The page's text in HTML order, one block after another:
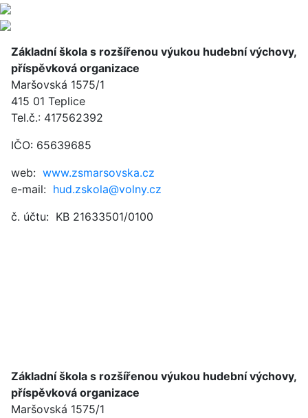
Základní škola s rozšířenou výukou hudební výchovy,
příspěvková organizace
Maršovská 1575/1
415 01 Teplice
Tel.č.: 417562392
IČO: 65639685
web: www.zsmarsovska.cz
e-mail: hud.zskola@volny.cz
č. účtu: KB 21633501/0100
Základní škola s rozšířenou výukou hudební výchovy,
příspěvková organizace
Maršovská 1575/1